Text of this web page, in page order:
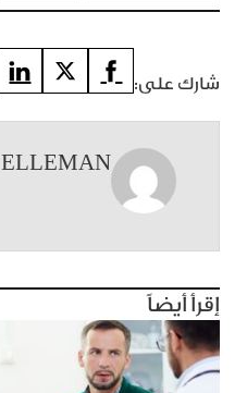
شارك على:
ELLEMAN
إقرأ أيضاً